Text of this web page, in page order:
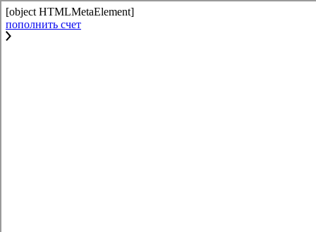
[object HTMLMetaElement]
пополнить счет